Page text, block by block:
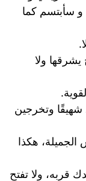
و سأبتسم كما
ولا
شهيقًا وتخرجين
هكذا
قربه، ولا تفتح